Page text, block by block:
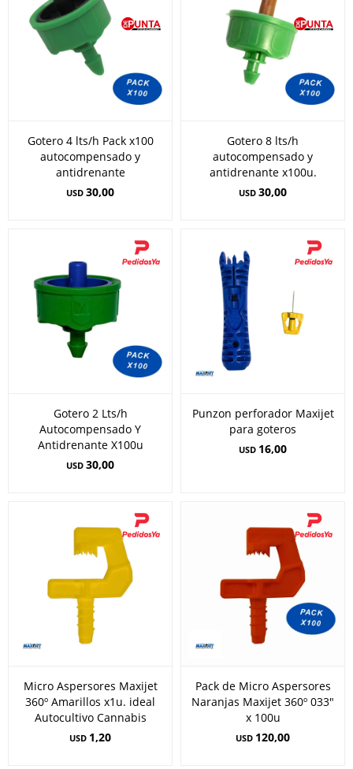
Gotero 4 lts/h Pack x100
autocompensado y
antidrenante
USD 30,00
Gotero 8 lts/h
autocompensado y
antidrenante x100u.
USD 30,00
Gotero 2 Lts/h
Autocompensado Y
Antidrenante X100u
USD 30,00
Punzon perforador Maxijet
para goteros
USD 16,00
Micro Aspersores Maxijet
360º Amarillos x1u. ideal
Autocultivo Cannabis
USD 1,20
Pack de Micro Aspersores
Naranjas Maxijet 360º 033"
x 100u
USD 120,00